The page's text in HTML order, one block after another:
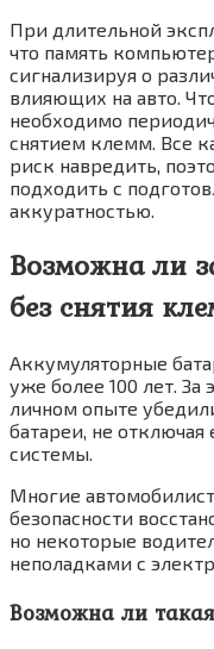
При длительной
что память
сигнализируя о
влияющих на авто.
необходимо
снятием клемм. Все
риск навредить,
подходить с
аккуратностью.
Возможна ли
без снятия
Аккумуляторные
уже более 100 лет.
личном опыте
батареи, не отключая
системы.
Многие
безопасности
но некоторые
неполадками с
Возможна ли